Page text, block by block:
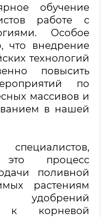
обучение
работе с
Особое
что внедрение
технологий
повысить
по
массивов и
в нашей
процесс
поливной
растениям
удобрений
к корневой